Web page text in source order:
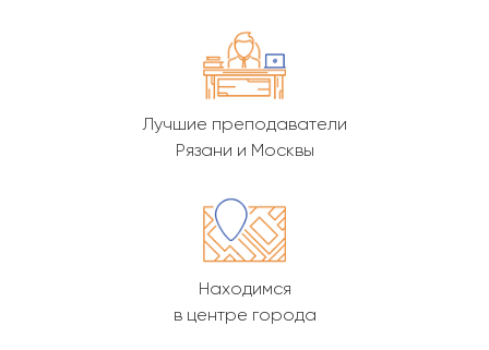
Лучшие преподаватели
Рязани и Москвы
Находимся
в центре города